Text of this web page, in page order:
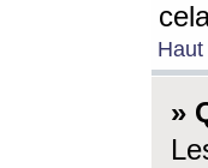
Haut
»